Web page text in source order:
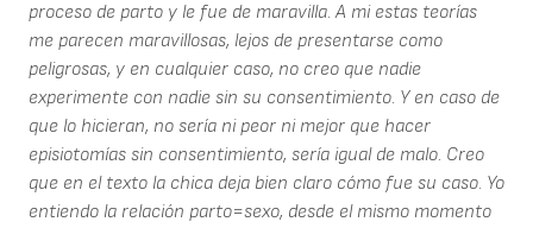
proceso de parto y le fue de maravilla. A mi estas teorías
me parecen maravillosas, lejos de presentarse como
peligrosas, y en cualquier caso, no creo que nadie
experimente con nadie sin su consentimiento. Y en caso de
que lo hicieran, no sería ni peor ni mejor que hacer
episiotomías sin consentimiento, sería igual de malo. Creo
que en el texto la chica deja bien claro cómo fue su caso. Yo
entiendo la relación parto=sexo, desde el mismo momento